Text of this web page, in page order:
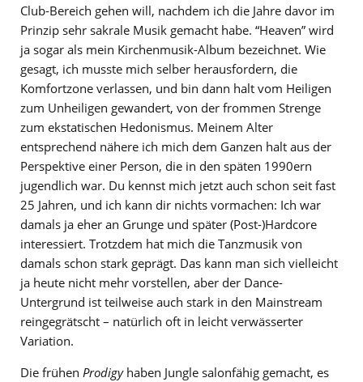
Club-Bereich gehen will, nachdem ich die Jahre davor im
Prinzip sehr sakrale Musik gemacht habe. “Heaven” wird
ja sogar als mein Kirchenmusik-Album bezeichnet. Wie
gesagt, ich musste mich selber herausfordern, die
Komfortzone verlassen, und bin dann halt vom Heiligen
zum Unheiligen gewandert, von der frommen Strenge
zum ekstatischen Hedonismus. Meinem Alter
entsprechend nähere ich mich dem Ganzen halt aus der
Perspektive einer Person, die in den späten 1990ern
jugendlich war. Du kennst mich jetzt auch schon seit fast
25 Jahren, und ich kann dir nichts vormachen: Ich war
damals ja eher an Grunge und später (Post-)Hardcore
interessiert. Trotzdem hat mich die Tanzmusik von
damals schon stark geprägt. Das kann man sich vielleicht
ja heute nicht mehr vorstellen, aber der Dance-
Untergrund ist teilweise auch stark in den Mainstream
reingegrätscht – natürlich oft in leicht verwässerter
Variation.
Die frühen Prodigyhaben Jungle salonfähig gemacht, es